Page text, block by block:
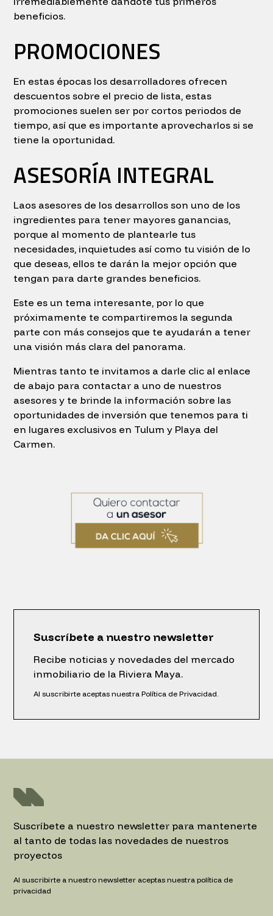
beneficios.
PROMOCIONES
En estas épocas los desarrolladores ofrecen
descuentos sobre el precio de lista, estas
promociones suelen ser por cortos periodos de
tiempo, así que es importante aprovecharlos si se
tiene la oportunidad.
ASESORÍA INTEGRAL
Laos asesores de los desarrollos son uno de los
ingredientes para tener mayores ganancias,
porque al momento de plantearle tus
necesidades, inquietudes así como tu visión de lo
que deseas, ellos te darán la mejor opción que
tengan para darte grandes beneficios.
Este es un tema interesante, por lo que
próximamente te compartiremos la segunda
parte con más consejos que te ayudarán a tener
una visión más clara del panorama.
Mientras tanto te invitamos a darle clic al enlace
de abajo para contactar a uno de nuestros
asesores y te brinde la información sobre las
oportunidades de inversión que tenemos para ti
en lugares exclusivos en Tulum y Playa del
Carmen.
Suscríbete a nuestro newsletter
Recibe noticias y novedades del mercado
inmobiliario de la Riviera Maya.
Al suscribirte aceptas nuestra Política de Privacidad.
Suscríbete a nuestro newsletter para mantenerte
al tanto de todas las novedades de nuestros
proyectos
Al suscribirte a nuestro newsletter aceptas nuestra política de
privacidad